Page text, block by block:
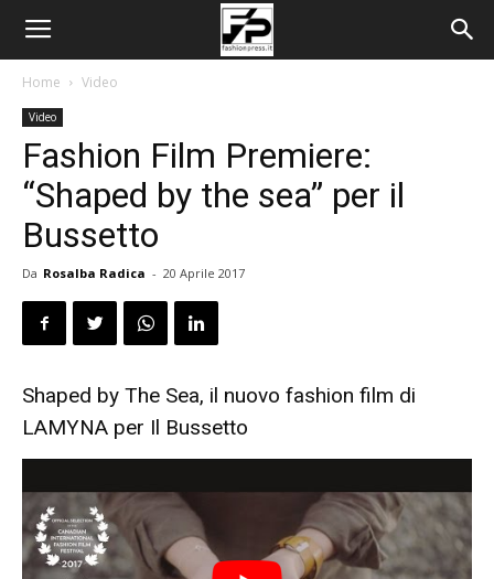
Home Video
Video
Fashion Film Premiere:
“Shaped by the sea” per il
Bussetto
Da Rosalba Radica - 20 Aprile 2017
Shaped by The Sea, il nuovo fashion film di
LAMYNA per Il Bussetto